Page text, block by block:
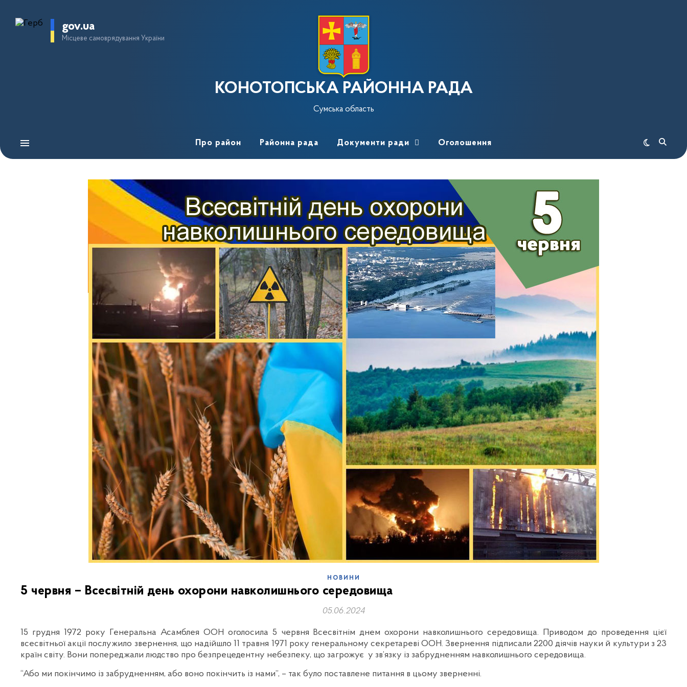
gov.ua
Місцеве самоврядування України
КОНОТОПСЬКА РАЙОННА РАДА
Сумська область
Про район Районна рада Документи ради Оголошення
НОВИНИ
5 червня – Всесвітній день охорони навколишнього середовища
05.06.2024
15 грудня 1972 року Генеральна Асамблея ООН оголосила 5 червня Всесвітнім днем охорони навколишнього середовища. Приводом до проведення цієї
всесвітньої акції послужило звернення, що надійшло 11 травня 1971 року генеральному секретареві ООН. Звернення підписали 2200 діячів науки й культури з 23
країн світу. Вони попереджали людство про безпрецедентну небезпеку, що загрожує у зв’язку із забрудненням навколишнього середовища.
“Або ми покінчимо із забрудненням, або воно покінчить із нами”, – так було поставлене питання в цьому зверненні.